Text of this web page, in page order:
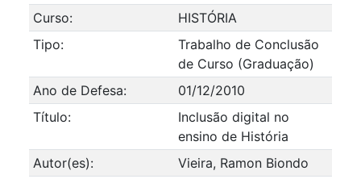
Curso:
HISTÓRIA
Tipo:
Trabalho de Conclusão
de Curso (Graduação)
Ano de Defesa:
01/12/2010
Título:
Inclusão digital no
ensino de História
Autor(es):
Vieira, Ramon Biondo